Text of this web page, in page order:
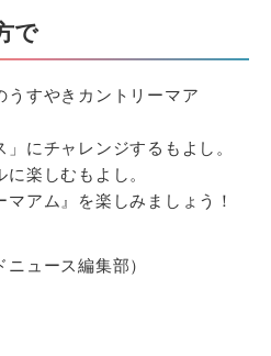
で
うすやきカントリーマア
にチャレンジするもよし。
楽しむもよし。
アム』を楽しみましょう！
ニュース編集部）